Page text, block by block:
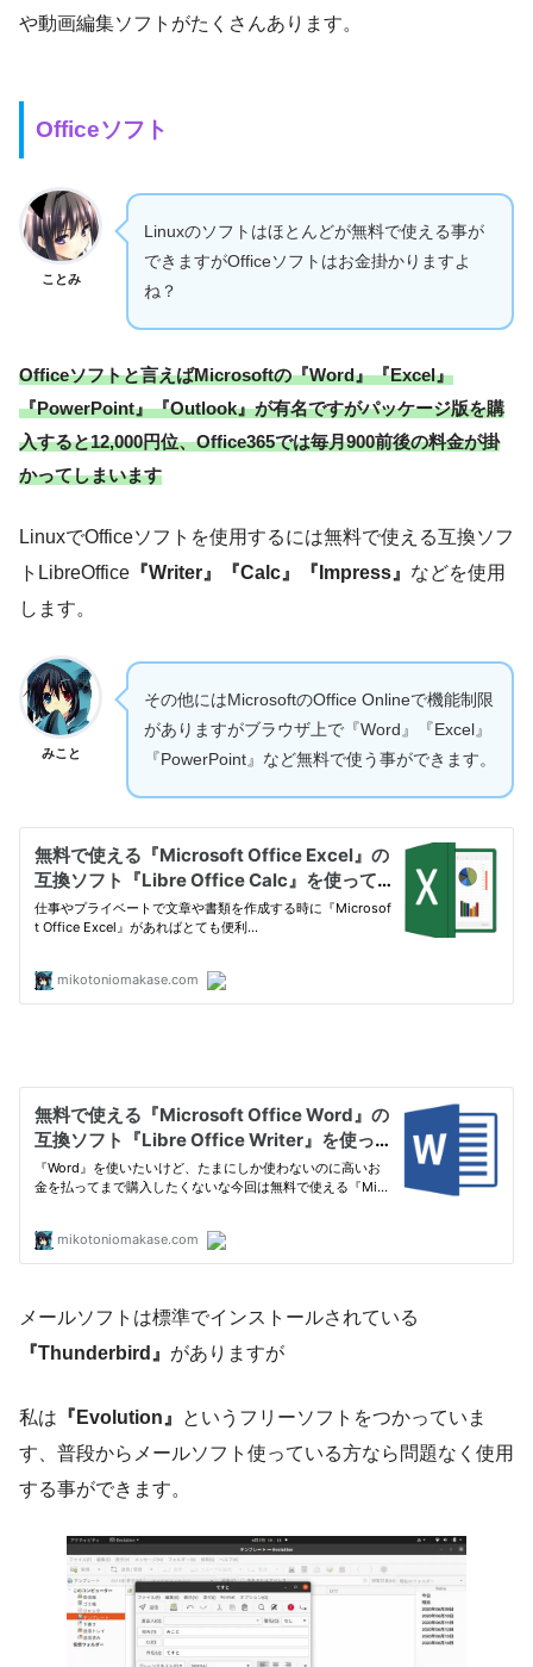
や動画編集ソフトがたくさんあります。
Officeソフト
ことみ
Linuxのソフトはほとんどが無料で使える事が
できますがOfficeソフトはお金掛かりますよ
ね？
Officeソフトと言えばMicrosoftの『Word』『Excel』
『PowerPoint』『Outlook』が有名ですがパッケージ版を購
入すると12,000円位、Office365では毎月900前後の料金が掛
かってしまいます
LinuxでOfficeソフトを使用するには無料で使える互換ソフ
トLibreOffice 『Writer』『Calc』『Impress』 などを使用
します。
みこと
その他にはMicrosoftのOffice Onlineで機能制限
がありますがブラウザ上で『Word』『Excel』
『PowerPoint』など無料で使う事ができます。
メールソフトは標準でインストールされている
『Thunderbird』 がありますが
私は 『Evolution』
というフリーソフトをつかっていま
す、普段からメールソフト使っている方なら問題なく使用
する事ができます。